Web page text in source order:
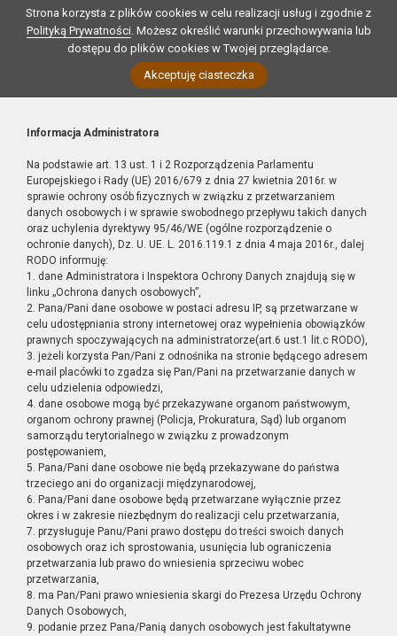
Strona korzysta z plików cookies w celu realizacji usług i zgodnie z
Polityką Prywatności. Możesz określić warunki przechowywania lub
dostępu do plików cookies w Twojej przeglądarce.
Akceptuję ciasteczka
Informacja Administratora
Na podstawie art. 13 ust. 1 i 2 Rozporządzenia Parlamentu
Europejskiego i Rady (UE) 2016/679 z dnia 27 kwietnia 2016r. w
sprawie ochrony osób fizycznych w związku z przetwarzaniem
danych osobowych i w sprawie swobodnego przepływu takich danych
oraz uchylenia dyrektywy 95/46/WE (ogólne rozporządzenie o
ochronie danych), Dz. U. UE. L. 2016.119.1 z dnia 4 maja 2016r., dalej
RODO informuję:
1. dane Administratora i Inspektora Ochrony Danych znajdują się w
linku „Ochrona danych osobowych”,
2. Pana/Pani dane osobowe w postaci adresu IP, są przetwarzane w
celu udostępniania strony internetowej oraz wypełnienia obowiązków
prawnych spoczywających na administratorze(art.6 ust.1 lit.c RODO),
3. jeżeli korzysta Pan/Pani z odnośnika na stronie będącego adresem
e-mail placówki to zgadza się Pan/Pani na przetwarzanie danych w
celu udzielenia odpowiedzi,
4. dane osobowe mogą być przekazywane organom państwowym,
organom ochrony prawnej (Policja, Prokuratura, Sąd) lub organom
samorządu terytorialnego w związku z prowadzonym
postępowaniem,
5. Pana/Pani dane osobowe nie będą przekazywane do państwa
trzeciego ani do organizacji międzynarodowej,
6. Pana/Pani dane osobowe będą przetwarzane wyłącznie przez
okres i w zakresie niezbędnym do realizacji celu przetwarzania,
7. przysługuje Panu/Pani prawo dostępu do treści swoich danych
osobowych oraz ich sprostowania, usunięcia lub ograniczenia
przetwarzania lub prawo do wniesienia sprzeciwu wobec
przetwarzania,
8. ma Pan/Pani prawo wniesienia skargi do Prezesa Urzędu Ochrony
Danych Osobowych,
9. podanie przez Pana/Panią danych osobowych jest fakultatywne